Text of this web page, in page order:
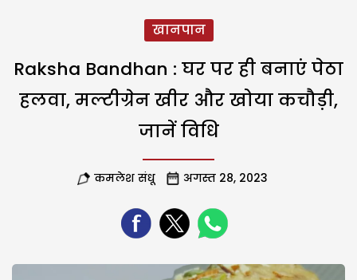
खानपान
Raksha Bandhan : घर पर ही बनाएं पेठा
हलवा, मल्टीग्रेन खीर और खोया कचौड़ी,
जानें विधि
कमलेश संधू अगस्त 28, 2023